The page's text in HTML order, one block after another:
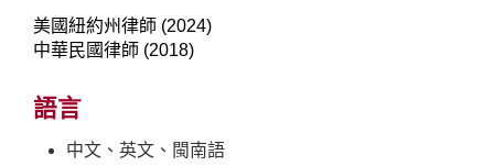
美國紐約州律師 (2024)
中華民國律師 (2018)
語言
中文、英文、閩南語